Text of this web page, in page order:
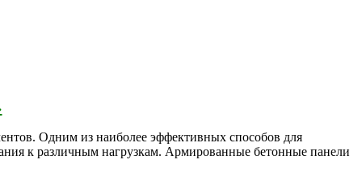
Одним из наиболее эффективных способов для
к различным нагрузкам. Армированные бетонные панели